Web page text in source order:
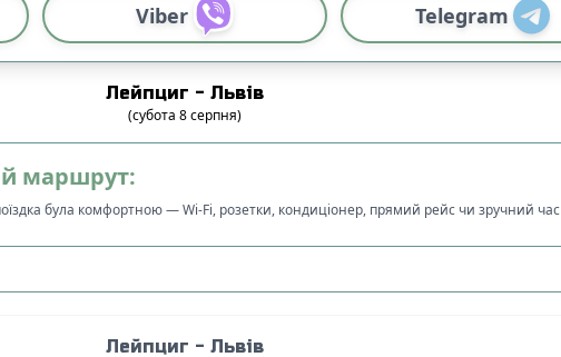
Viber Telegram
Лейпциг - Львів
(субота 8серпня)
маршрут:
була комфортною — Wi-Fi, розетки, кондиціонер, прямий рейс чи зручний час
Лейпциг - Львів